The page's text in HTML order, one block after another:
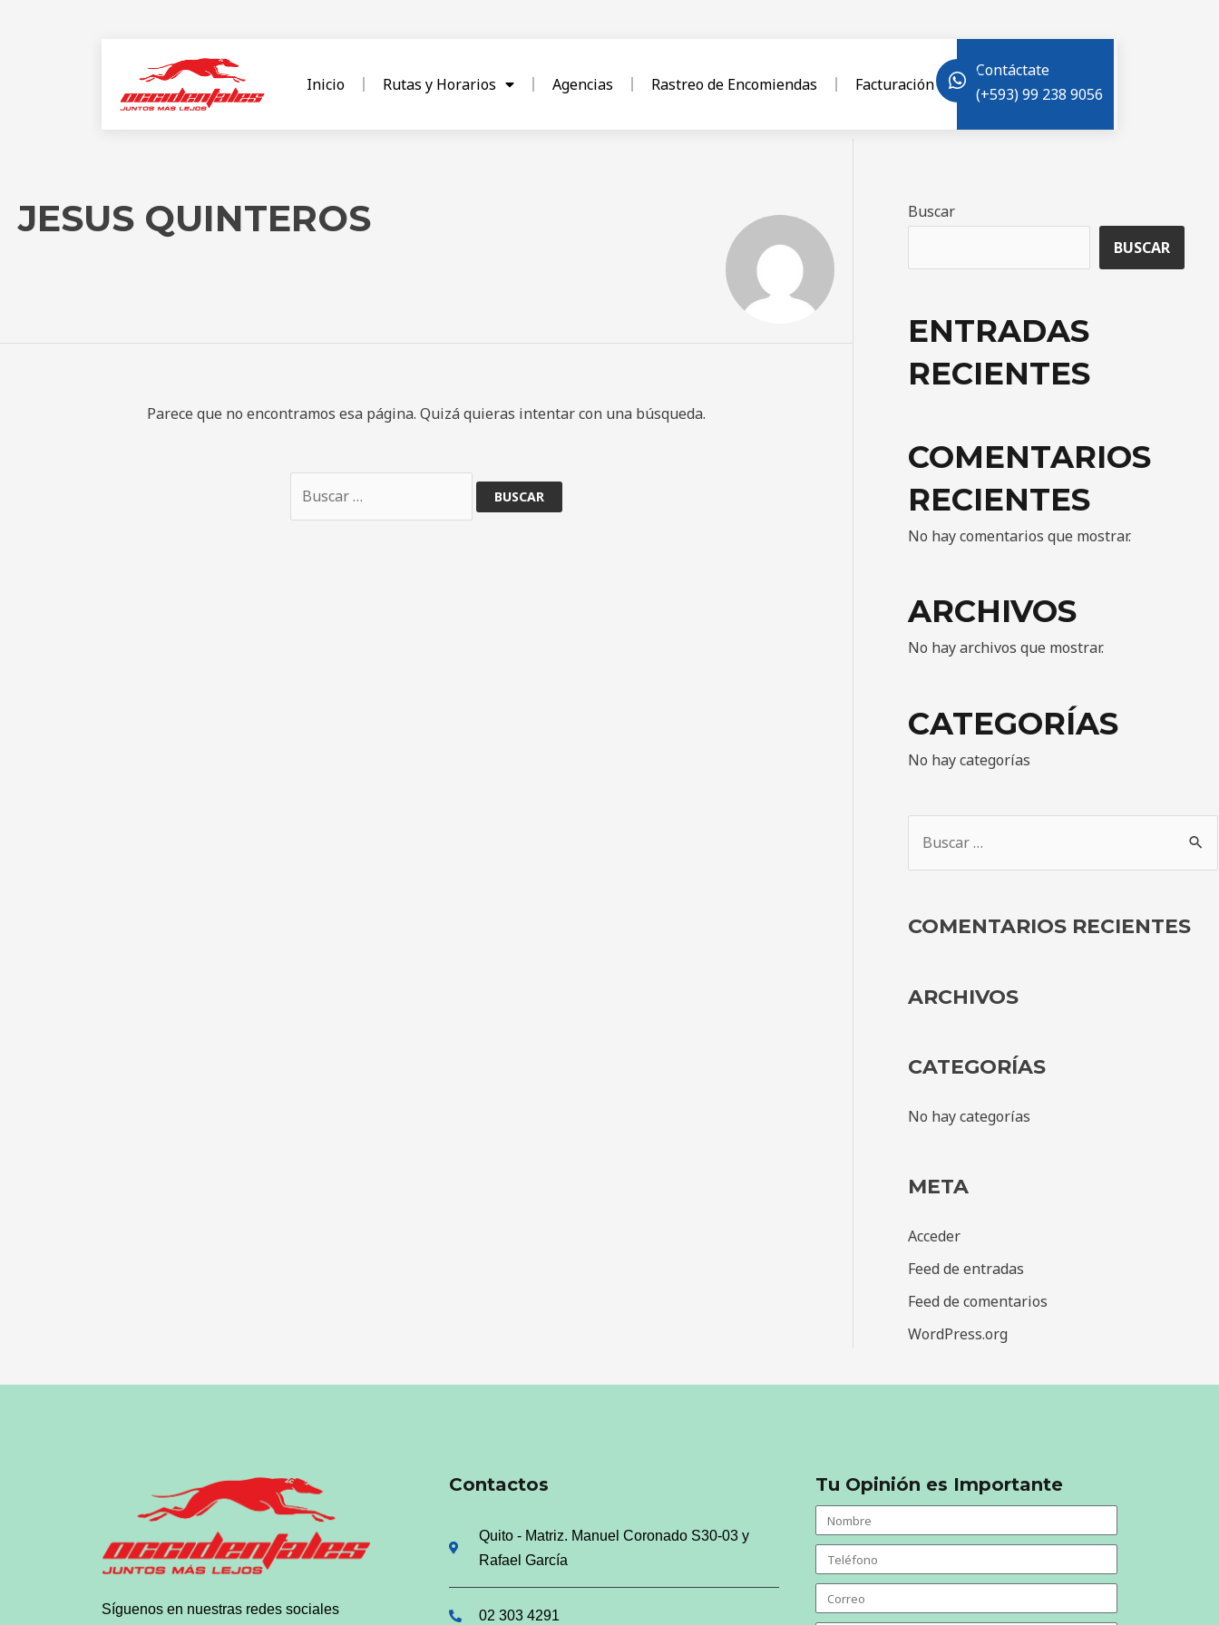
Inicio Rutas y Horarios Agencias Rastreo de Encomiendas Facturación
Contáctate
(+593) 99 238 9056
JESUS QUINTEROS
Parece que no encontramos esa página. Quizá quieras intentar con una búsqueda.
Buscar
BUSCAR
ENTRADAS
RECIENTES
COMENTARIOS
RECIENTES
No hay comentarios que mostrar.
ARCHIVOS
No hay archivos que mostrar.
CATEGORÍAS
No hay categorías
COMENTARIOS RECIENTES
ARCHIVOS
CATEGORÍAS
No hay categorías
META
Acceder
Feed de entradas
Feed de comentarios
WordPress.org
Síguenos en nuestras redes sociales
Contactos
Quito - Matriz. Manuel Coronado S30-03 y
Rafael García
02 303 4291
Tu Opinión es Importante